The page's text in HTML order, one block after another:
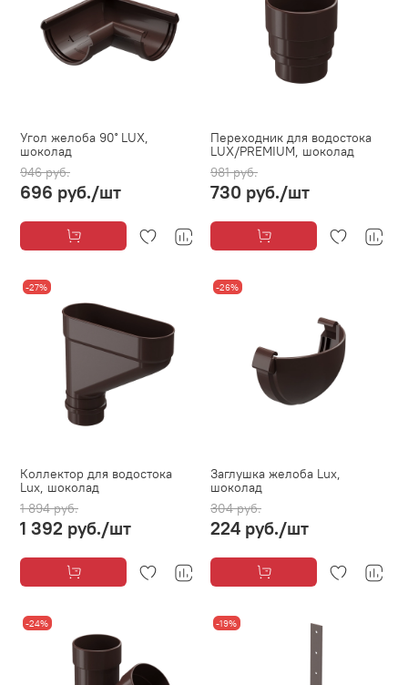
Угол желоба 90˚ LUX,
шоколад
946 руб.
696 руб./шт
Переходник для водостока
LUX/PREMIUM, шоколад
981 руб.
730 руб./шт
-27%
Коллектор для водостока
Lux, шоколад
1 894 руб.
1 392 руб./шт
-26%
Заглушка желоба Lux,
шоколад
304 руб.
224 руб./шт
-24% -19%